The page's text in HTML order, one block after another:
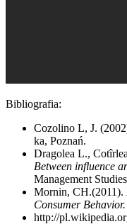
Bibliografia:
Cozolino L, J.
ka, Poznań.
Dragolea L.,
Between influence
Management
Mornin, CH.(2011).
Consumer Behavior.
http://